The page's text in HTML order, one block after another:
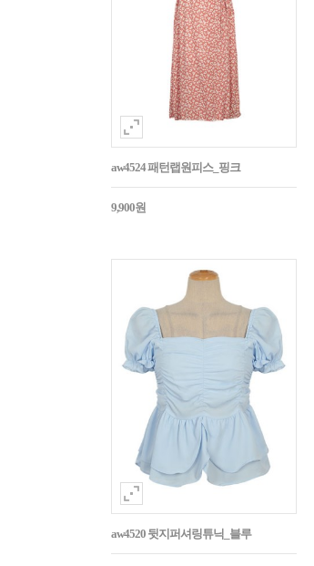
aw4524 패턴랩원피스_핑크
9,900원
aw4520 뒷지퍼셔링튜닉_블루